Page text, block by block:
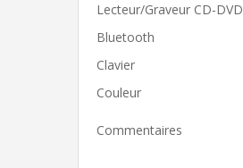
Lecteur/Graveur CD-DVD
Bluetooth
Clavier
Couleur
Commentaires